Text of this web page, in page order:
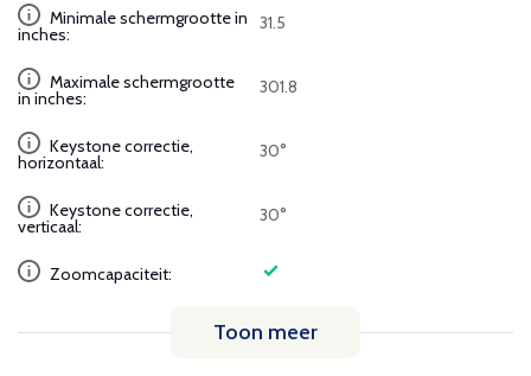
Minimale schermgrootte in
inches:
31.5
Maximale schermgrootte
in inches:
301.8
Keystone correctie,
horizontaal:
30°
Keystone correctie,
verticaal:
30°
Zoomcapaciteit:
Toon meer